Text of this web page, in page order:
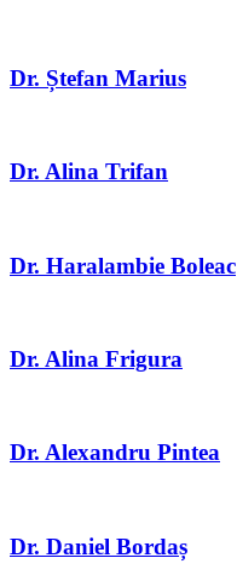
Dr. Ștefan Marius
Dr. Alina Trifan
Dr. Haralambie Boleac
Dr. Alina Frigura
Dr. Alexandru Pintea
Dr. Daniel Bordaș